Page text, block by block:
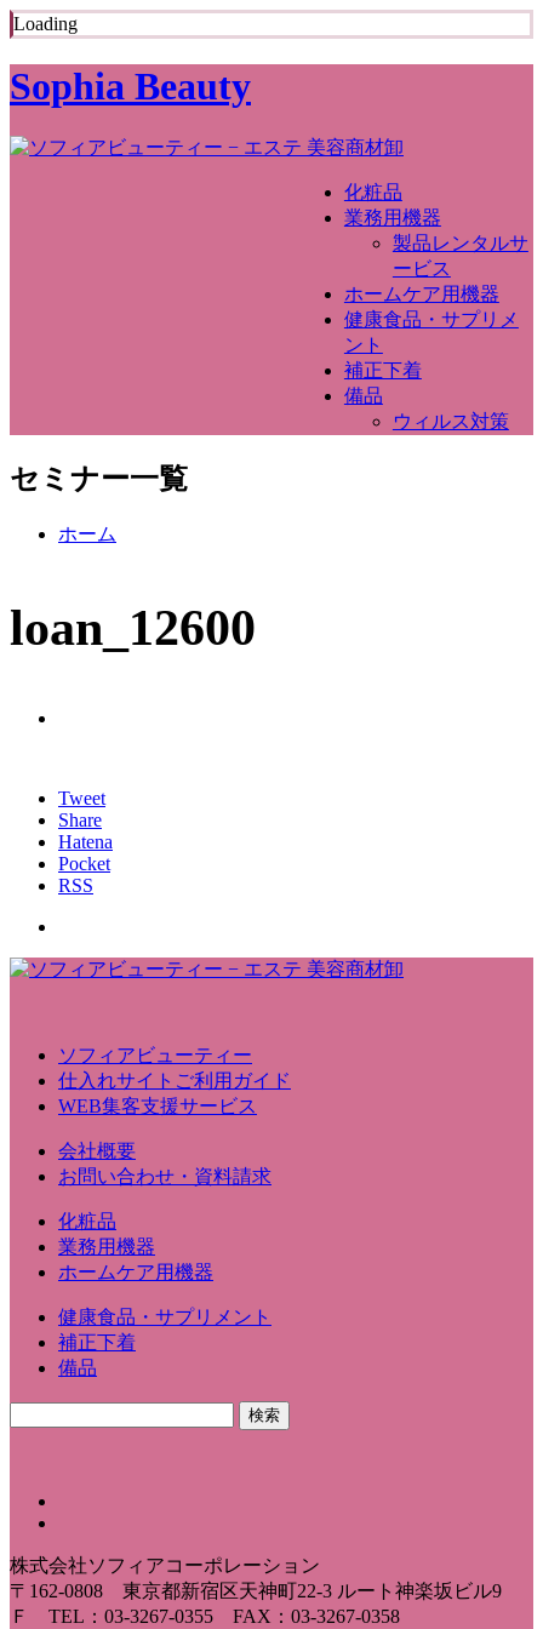
Loading
Sophia Beauty
化粧品
業務用機器
製品レンタルサ
ービス
ホームケア用機器
健康食品・サプリメ
ント
補正下着
備品
ウィルス対策
セミナー一覧
ホーム
loan_12600
Tweet
Share
Hatena
Pocket
RSS
ソフィアビューティー
仕入れサイトご利用ガイド
WEB集客支援サービス
会社概要
お問い合わせ・資料請求
化粧品
業務用機器
ホームケア用機器
健康食品・サプリメント
補正下着
備品
株式会社ソフィアコーポレーション
〒162-0808 東京都新宿区天神町22-3 ルート神楽坂ビル9
Ｆ TEL：03-3267-0355 FAX：03-3267-0358